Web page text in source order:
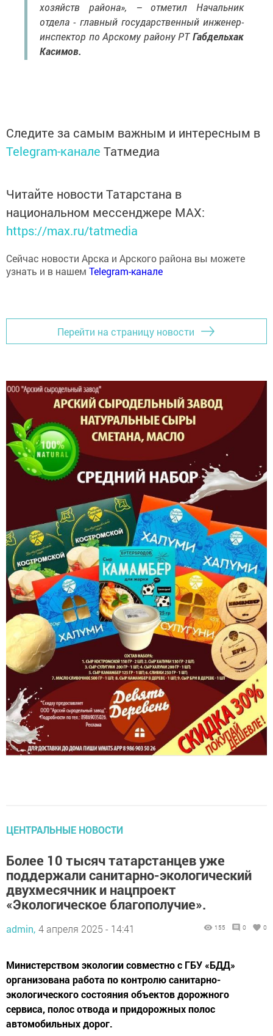
хозяйств района», – отметил Начальник
отдела - главный государственный инженер-
инспектор по Арскому району РТГабдельхак
Касимов.
Следите за самым важным и интересным в
Telegram-канале Татмедиа
Читайте новости Татарстана в
национальном мессенджере MАХ:
https://max.ru/tatmedia
Сейчас новости Арска и Арского района вы можете
узнать и в нашем Telegram-канале
Перейти на страницу новости
ЦЕНТРАЛЬНЫЕ НОВОСТИ
Более 10 тысяч татарстанцев уже
поддержали санитарно-экологический
двухмесячник и нацпроект
«Экологическое благополучие».
admin, 4 апреля 2025 - 14:41 155 0 0
Министерством экологии совместно с ГБУ «БДД»
организована работа по контролю санитарно-
экологического состояния объектов дорожного
сервиса, полос отвода и придорожных полос
автомобильных дорог.